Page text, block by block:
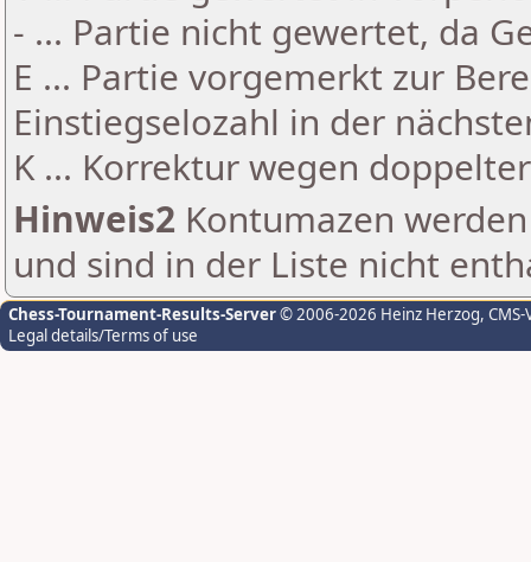
- ... Partie nicht gewertet, da
E ... Partie vorgemerkt zur
Einstiegselozahl in der
K ... Korrektur wegen
Hinweis2 Kontumazen
und sind in der Liste nicht
Chess-Tournament-Results-Server© 2006-2026 Heinz Herzog,
Legal details/Terms of use